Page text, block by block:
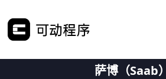
萨博（Saab）